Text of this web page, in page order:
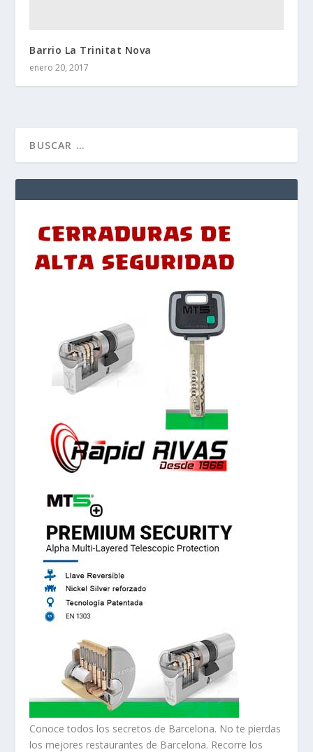
Barrio La Trinitat Nova
enero 20, 2017
Conoce todos los secretos de Barcelona. No te pierdas
los mejores restaurantes de Barcelona. Recorre los